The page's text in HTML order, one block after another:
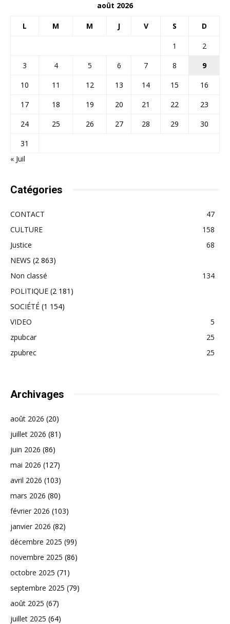
août 2026
L M M J V S D
1
2
3
4 5 6 7 8
9
10
11 12 13 14 15
16
17
18 19 20 21 22
23
24
25 26 27 28 29
30
31
« Juil
Catégories
CONTACT
47
CULTURE
158
Justice
68
NEWS (2 863)
Non classé
134
POLITIQUE (2 181)
SOCIÉTÉ (1 154)
VIDEO
5
zpubcar
25
zpubrec
25
Archivages
août 2026 (20)
juillet 2026 (81)
juin 2026 (86)
mai 2026 (127)
avril 2026 (103)
mars 2026 (80)
février 2026 (103)
janvier 2026 (82)
décembre 2025 (99)
novembre 2025 (86)
octobre 2025 (71)
septembre 2025 (79)
août 2025 (67)
juillet 2025 (64)